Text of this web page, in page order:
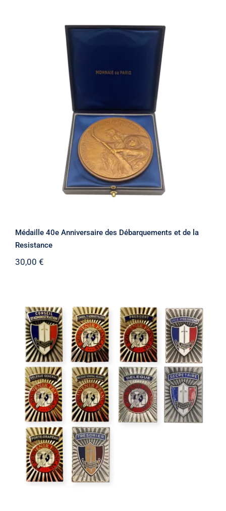
Médaille 40e Anniversaire des
Débarquements et de la Resistance
Médaille 40e Anniversaire des Débarquements et de la
Resistance
30,00 €
Insigne de fonction rectangulaire
Collector